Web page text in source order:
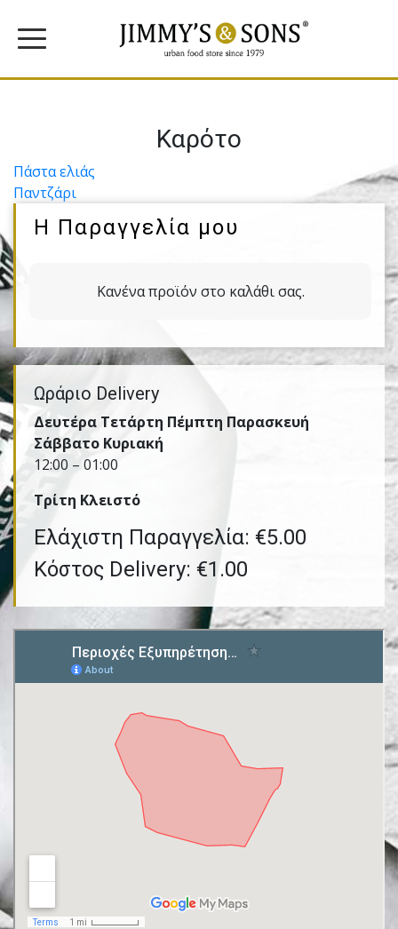
Καρότο
Πλοήγηση
άρθρων
Πάστα ελιάς
Παντζάρι
Η Παραγγελία μου
Κανένα προϊόν στο καλάθι σας.
Ωράριο Delivery
Δευτέρα Τετάρτη Πέμπτη Παρασκευή
Σάββατο Κυριακή
12:00 – 01:00
Τρίτη Kλειστό
Ελάχιστη Παραγγελία: €5.00
Κόστος Delivery: €1.00